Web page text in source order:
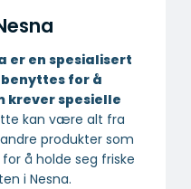
er en spesialisert
for å
krever spesielle
kan være alt fra
produkter som
å holde seg friske
i Nesna.